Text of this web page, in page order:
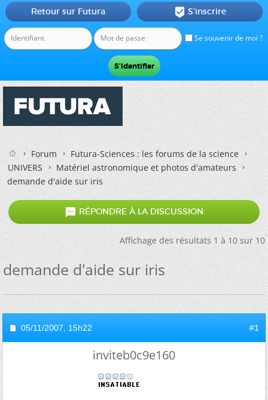
Se souvenir de moi ?
Retour sur Futura  S'inscrire
Forum
Futura-Sciences : les forums de la science
UNIVERS
Matériel astronomique et photos d'amateurs
demande d'aide sur iris
 RÉPONDRE À LA DISCUSSION
Affichage des résultats 1 à 10 sur 10
demande d'aide sur iris
05/11/2007, 15h22 #1
inviteb0c9e160